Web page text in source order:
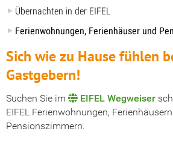
Übernachten in der EIFEL
Ferienwohnungen, Ferienhäuser und
Sich wie zu Hause fühlen
Gastgebern!
Suchen Sie im EIFEL Wegweiser
EIFEL Ferienwohnungen,
Pensionszimmern.